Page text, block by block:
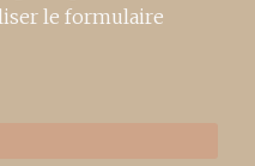
le formulaire